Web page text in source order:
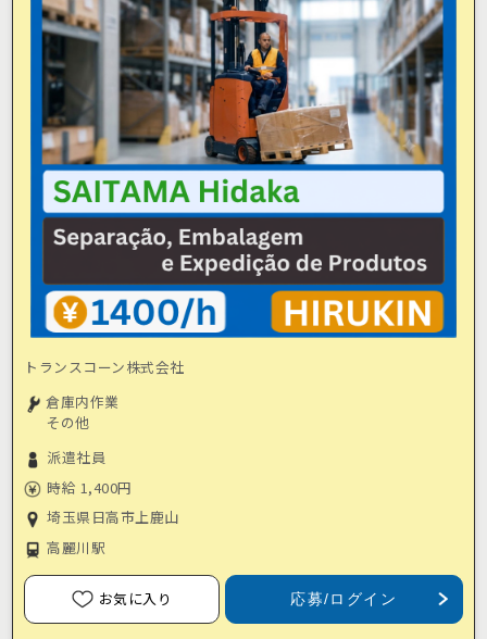
トランスコーン株式会社
倉庫内作業
その他
派遣社員
時給 1,400円
埼玉県日高市上鹿山
高麗川駅
お気に入り 応募/ログイン